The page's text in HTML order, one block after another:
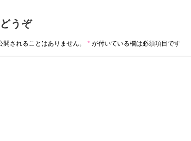
うぞ
開されることはありません。 * が付いている欄は必須項目です